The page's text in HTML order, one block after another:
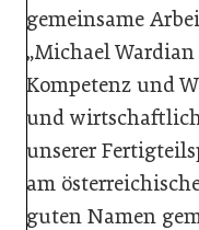
gemeinsame
„Michael
Kompetenz und
und
unserer
am
guten Namen